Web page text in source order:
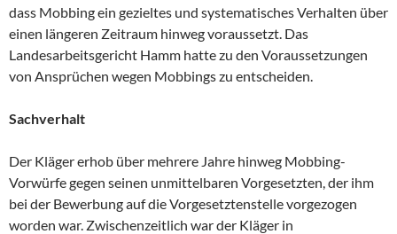
dass Mobbing ein gezieltes und systematisches Verhalten über
einen längeren Zeitraum hinweg voraussetzt. Das
Landesarbeitsgericht Hamm hatte zu den Voraussetzungen
von Ansprüchen wegen Mobbings zu entscheiden.
Sachverhalt
Der Kläger erhob über mehrere Jahre hinweg Mobbing-
Vorwürfe gegen seinen unmittelbaren Vorgesetzten, der ihm
bei der Bewerbung auf die Vorgesetztenstelle vorgezogen
worden war. Zwischenzeitlich war der Kläger in